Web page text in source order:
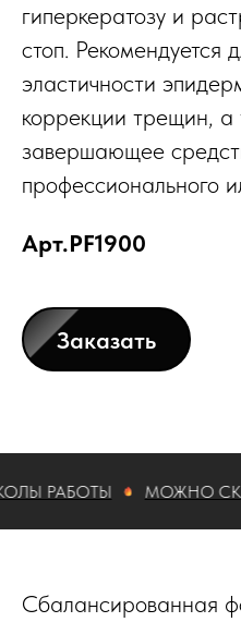
гиперкератозу и
стоп. Рекомендуется
эластичности
коррекции трещин, а
завершающее
профессионального
Арт.PF1900
Заказать
МОЖНО
Сбалансированная